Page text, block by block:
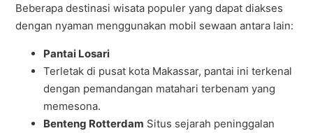
Beberapa destinasi wisata populer yang dapat diakses
dengan nyaman menggunakan mobil sewaan antara lain:
Pantai Losari
Terletak di pusat kota Makassar, pantai ini terkenal
dengan pemandangan matahari terbenam yang
memesona.
Benteng Rotterdam Situs sejarah peninggalan